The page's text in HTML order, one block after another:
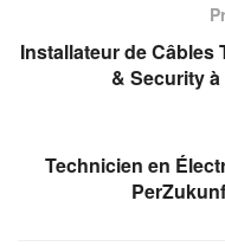
Installateur de Câbles
& Security
Technicien en